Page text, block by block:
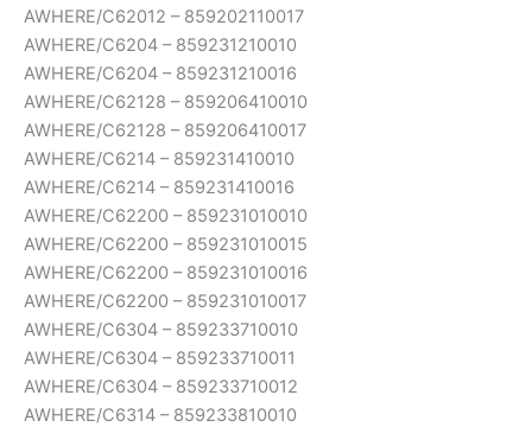
AWHERE/C62012 – 859202110017
AWHERE/C6204 – 859231210010
AWHERE/C6204 – 859231210016
AWHERE/C62128 – 859206410010
AWHERE/C62128 – 859206410017
AWHERE/C6214 – 859231410010
AWHERE/C6214 – 859231410016
AWHERE/C62200 – 859231010010
AWHERE/C62200 – 859231010015
AWHERE/C62200 – 859231010016
AWHERE/C62200 – 859231010017
AWHERE/C6304 – 859233710010
AWHERE/C6304 – 859233710011
AWHERE/C6304 – 859233710012
AWHERE/C6314 – 859233810010